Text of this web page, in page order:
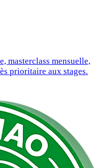
masterclass mensuelle,
prioritaire aux stages.